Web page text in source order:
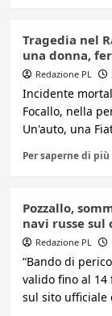
Tragedia nel
una donna,
Redazione PL
Incidente
Focallo, nella
Un'auto, una
Per saperne di più
Pozzallo,
navi russe sul
Redazione PL
“Bando di
valido fino al 14
sul sito ufficiale